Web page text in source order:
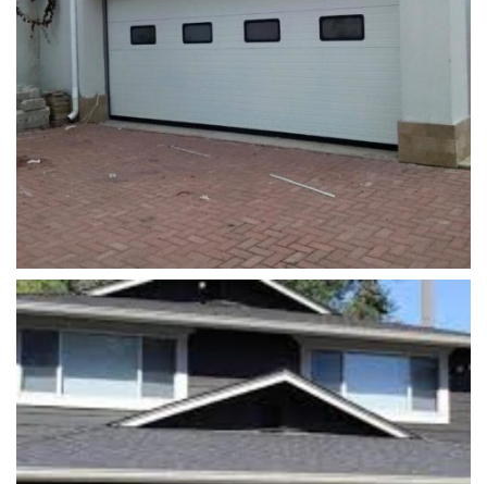
garaj_kapisi_tamiri (8)